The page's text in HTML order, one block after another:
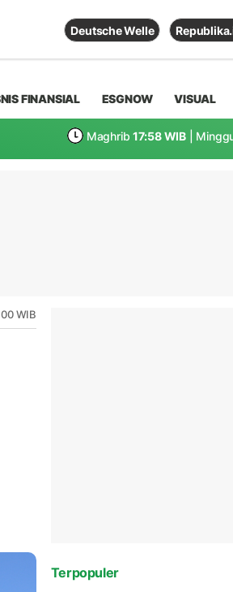
Deutsche Welle
FINANSIAL ESGNOW VISUAL
Maghrib 17:58 WIB |
WIB
Terpopuler